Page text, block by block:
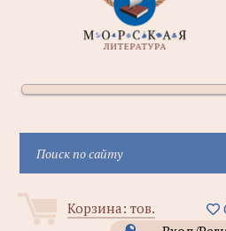
Корзина: тов.